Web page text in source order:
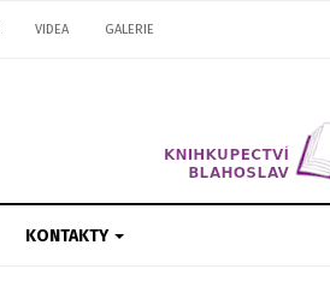
VIDEA GALERIE
KONTAKTY